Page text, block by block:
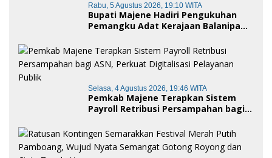
Rabu, 5 Agustus 2026, 19:10 WITA
Bupati Majene Hadiri Pengukuhan
Pemangku Adat Kerajaan Balanipa
Kehormatan Adat
Selasa, 4 Agustus 2026, 19:46 WITA
Pemkab Majene Terapkan Sistem
Payroll Retribusi Persampahan bagi
Publik